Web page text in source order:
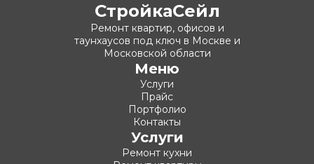
СтройкаСейл
Ремонт квартир, офисов и
таунхаусов под ключ в Москве и
Московской области
Меню
Услуги
Прайс
Портфолио
Контакты
Услуги
Ремонт кухни